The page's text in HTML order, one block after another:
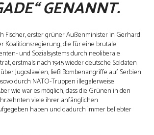
GENANNT.
Fischer, erster grüner Außenminister in Gerhard
Koalitionsregierung, die für eine brutale
und Sozialsystems durch neoliberale
erstmals nach 1945 wieder deutsche Soldaten
Jugoslawien, ließ Bombenangriffe auf Serbien
durch NATO-Truppen illegalerweise
wie war es möglich, dass die Grünen in den
viele ihrer anfänglichen
haben und dadurch immer beliebter